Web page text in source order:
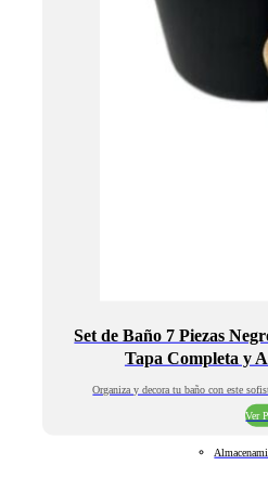
Set de Baño 7 Piezas
Tapa Completa y
Organiza y decora tu baño con este
Ver